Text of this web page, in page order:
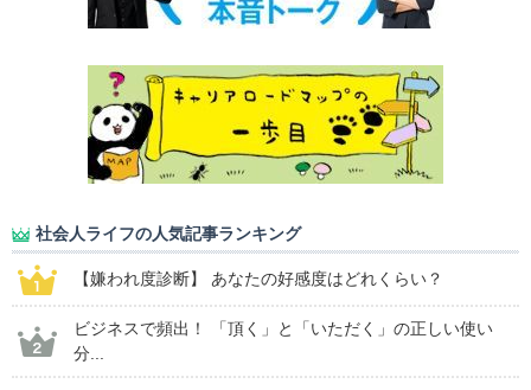
社会人ライフの人気記事ランキング
【嫌われ度診断】 あなたの好感度はどれくらい？
ビジネスで頻出！ 「頂く」と「いただく」の正しい使い
分...